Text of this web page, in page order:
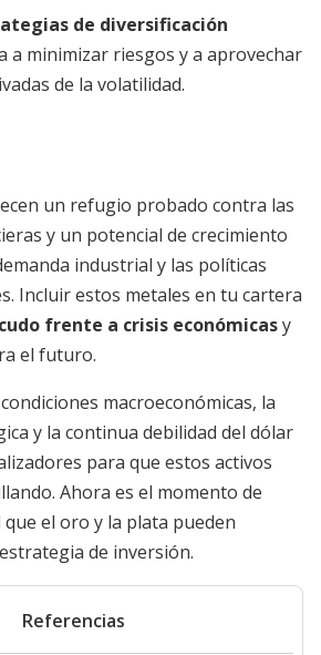
de diversificación
a minimizar riesgos y a aprovechar
de la volatilidad.
un refugio probado contra las
y un potencial de crecimiento
industrial y las políticas
Incluir estos metales en tu cartera
frente a crisis económicasy
el futuro.
macroeconómicas, la
y la continua debilidad del dólar
para que estos activos
Ahora es el momento de
el oro y la plata pueden
de inversión.
Referencias